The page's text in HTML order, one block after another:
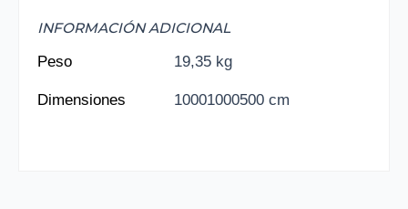
INFORMACIÓN ADICIONAL
Peso
19,35 kg
Dimensiones 10001000500 cm